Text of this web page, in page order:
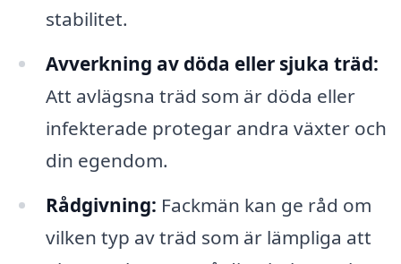
stabilitet.
Avverkning av döda eller sjuka träd:
Att avlägsna träd som är döda eller
infekterade protegar andra växter och
din egendom.
Rådgivning: Fackmän kan ge råd om
vilken typ av träd som är lämpliga att